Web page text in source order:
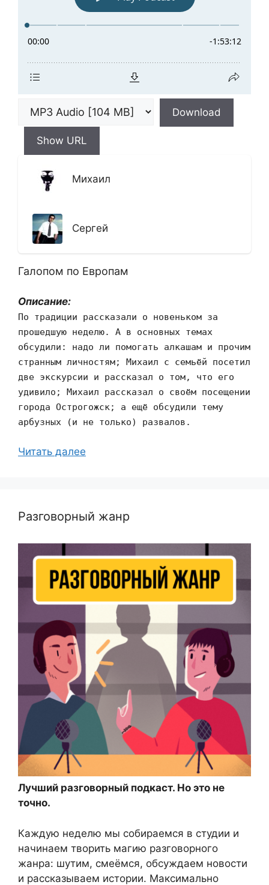
Download
Show URL
Михаил
Сергей
Галопом по Европам
Описание:
По традиции рассказали о новеньком за
прошедшую неделю. А в основных темах
обсудили: надо ли помогать алкашам и прочим
странным личностям; Михаил с семьёй посетил
две экскурсии и рассказал о том, что его
удивило; Михаил рассказал о своём посещении
города Острогожск; а ещё обсудили тему
арбузных (и не только) развалов.
Читать далее
Разговорный жанр
Лучший разговорный подкаст. Но это не
точно.
Каждую неделю мы собираемся в студии и
начинаем творить магию разговорного
жанра: шутим, смеёмся, обсуждаем новости
и рассказываем истории. Максимально